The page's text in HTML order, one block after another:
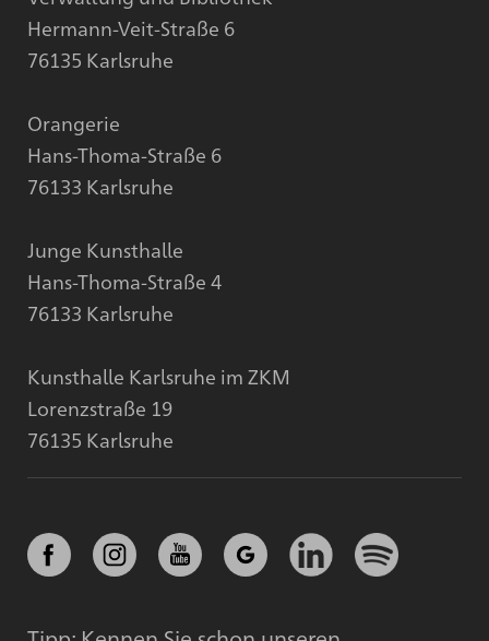
Hermann-Veit-Straße 6
76135 Karlsruhe
Orangerie
Hans-Thoma-Straße 6
76133 Karlsruhe
Junge Kunsthalle
Hans-Thoma-Straße 4
76133 Karlsruhe
Kunsthalle Karlsruhe im ZKM
Lorenzstraße 19
76135 Karlsruhe